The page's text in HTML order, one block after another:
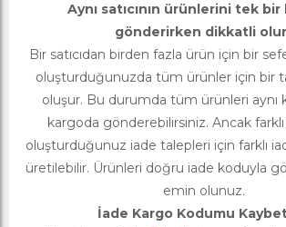
Aynı satıcının ürünlerini tek
gönderirken dikkatli
Bir satıcıdan birden fazla ürün için bir
oluşturduğunuzda tüm ürünler için bir
oluşur. Bu durumda tüm ürünleri aynı
kargoda gönderebilirsiniz. Ancak
oluşturduğunuz iade talepleri için farklı
üretilebilir. Ürünleri doğru iade koduyla
emin olunuz.
İade Kargo Kodumu